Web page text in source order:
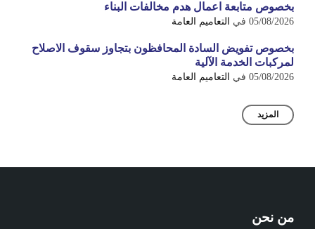
بخصوص متابعة اعمال هدم مخالفات البناء
05/08/2026 في التعاميم العامة
بخصوص تفويض السادة المحافظون بتجاوز سقوف الاصلاح
لمركبات الخدمة الآلية
05/08/2026 في التعاميم العامة
المزيد
من نحن